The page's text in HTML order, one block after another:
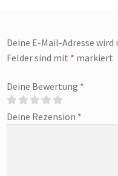
Deine E-Mail-Adresse
Felder sind mit * markiert
Deine Bewertung *
Deine Rezension *